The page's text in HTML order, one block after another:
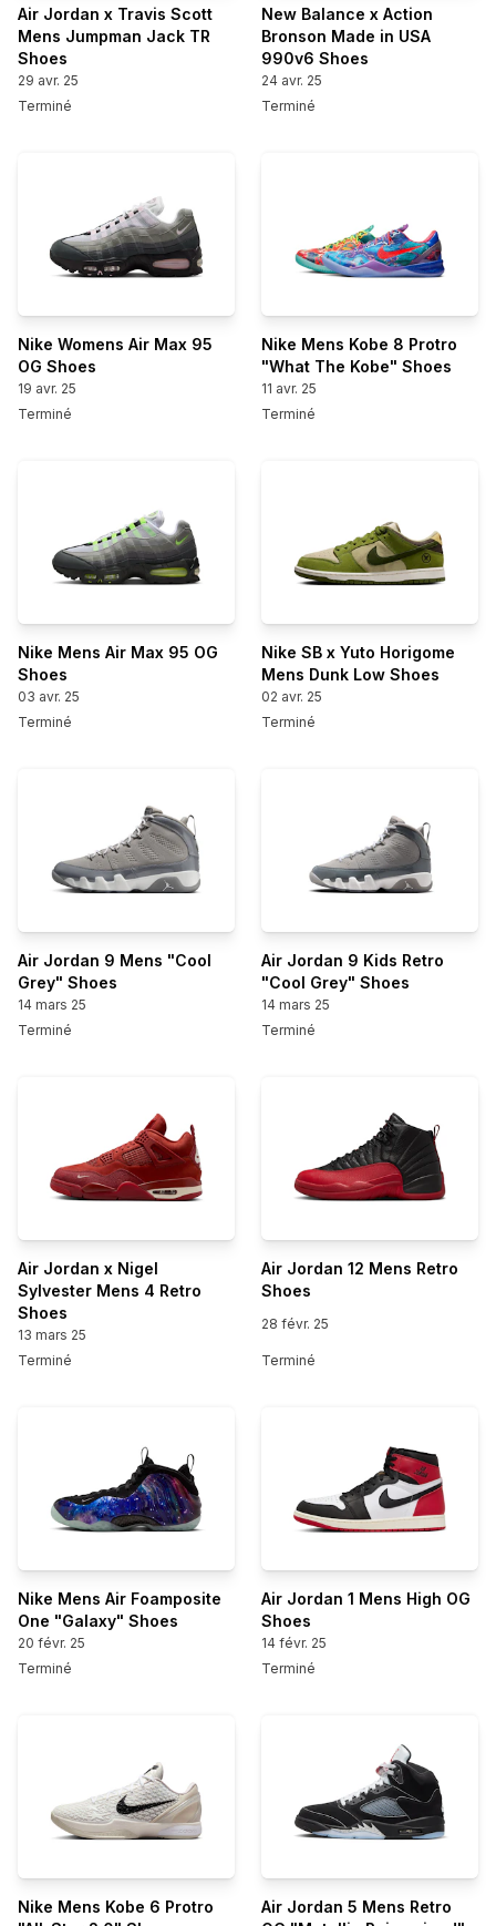
Air Jordan x Travis Scott
Mens Jumpman Jack TR
Shoes
29 avr. 25
Terminé
New Balance x Action
Bronson Made in USA
990v6 Shoes
24 avr. 25
Terminé
Nike Womens Air Max 95
OG Shoes
19 avr. 25
Terminé
Nike Mens Kobe 8 Protro
"What The Kobe" Shoes
11 avr. 25
Terminé
Nike Mens Air Max 95 OG
Shoes
03 avr. 25
Terminé
Nike SB x Yuto Horigome
Mens Dunk Low Shoes
02 avr. 25
Terminé
Air Jordan 9 Mens "Cool
Grey" Shoes
14 mars 25
Terminé
Air Jordan 9 Kids Retro
"Cool Grey" Shoes
14 mars 25
Terminé
Air Jordan x Nigel
Sylvester Mens 4 Retro
Shoes
13 mars 25
Terminé
Air Jordan 12 Mens Retro
Shoes
28 févr. 25
Terminé
Nike Mens Air Foamposite
One "Galaxy" Shoes
20 févr. 25
Terminé
Air Jordan 1 Mens High OG
Shoes
14 févr. 25
Terminé
Nike Mens Kobe 6 Protro
Air Jordan 5 Mens Retro